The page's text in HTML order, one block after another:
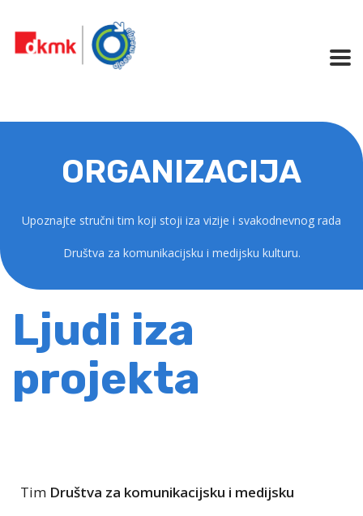
ORGANIZACIJA
Upoznajte stručni tim koji stoji iza vizije i svakodnevnog rada
Društva za komunikacijsku i medijsku kulturu.
Ljudi iza
projekta
Tim Društva za komunikacijsku i medijsku